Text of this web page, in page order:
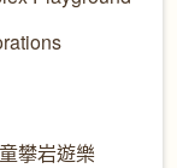
攀岩遊樂